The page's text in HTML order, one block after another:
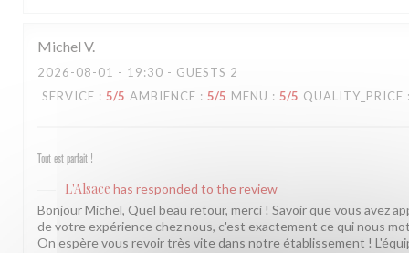
Michel V
2026-08-01 - 19:30 - GUESTS 2
SERVICE : 5/5 AMBIENCE : 5/5 MENU : 5/5 QUALITY_PRICE
Tout est parfait !
L'Alsace has responded to the review
Bonjour Michel, Quel beau retour, merci ! Savoir que vous avez
de votre expérience chez nous, c'est exactement ce qui nous
On espère vous revoir très vite dans notre établissement !